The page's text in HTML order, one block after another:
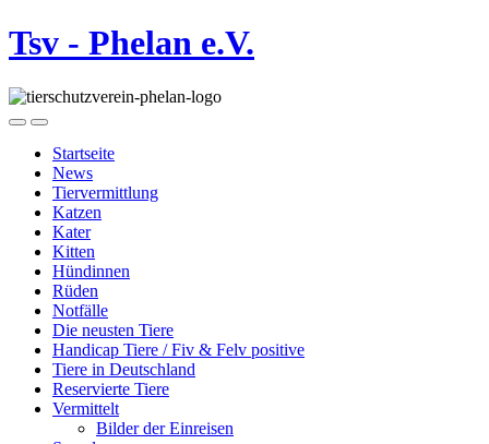
Tsv - Phelan e.V.
Startseite
News
Tiervermittlung
Katzen
Kater
Kitten
Hündinnen
Rüden
Notfälle
Die neusten Tiere
Handicap Tiere / Fiv & Felv positive
Tiere in Deutschland
Reservierte Tiere
Vermittelt
Bilder der Einreisen